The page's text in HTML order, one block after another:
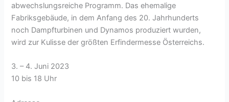
abwechslungsreiche Programm. Das ehemalige
Fabriksgebäude, in dem Anfang des 20. Jahrhunderts
noch Dampfturbinen und Dynamos produziert wurden,
wird zur Kulisse der größten Erfindermesse Österreichs.
3. – 4. Juni 2023
10 bis 18 Uhr